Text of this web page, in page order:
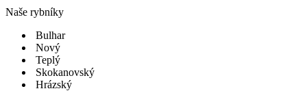
Naše rybníky
Bulhar
Nový
Teplý
Skokanovský
Hrázský